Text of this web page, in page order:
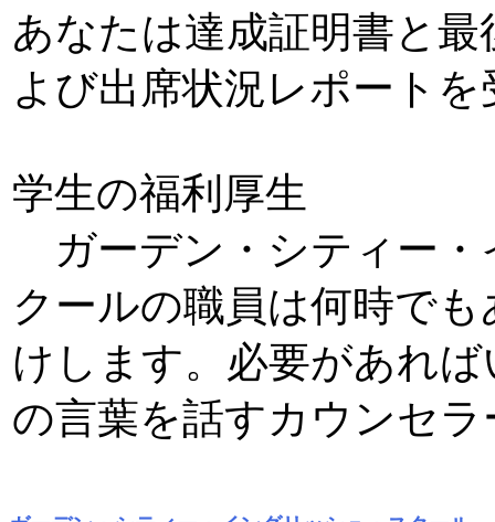
あなたは達成証明書と
よび出席状況レポート
学生の福利厚生
ガーデン・シティー・
クールの職員は何時で
けします。必要があれ
の言葉を話すカウンセ